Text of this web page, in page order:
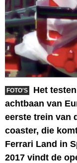
FOTO'S
Het
achtbaan van
eerste trein van
coaster, die
Ferrari Land in
2017 vindt de